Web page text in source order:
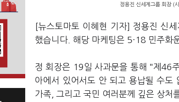
정용진 신세계그룹 회장 (
[뉴스토마토 이혜현 기자] 정용진 신
했습니다. 해당 마케팅은 5·18 민주화
정 회장은 19일 사과문을 통해 "제46
아에서 있어서도 안 되고 용납될 수도
가족, 그리고 국민 여러분께 깊은 상처